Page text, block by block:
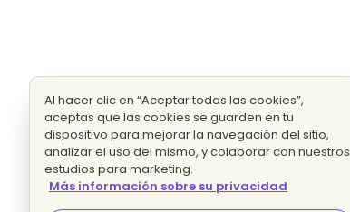
Al hacer clic en “Aceptar todas las cookies”,
aceptas que las cookies se guarden en tu
dispositivo para mejorar la navegación del sitio,
analizar el uso del mismo, y colaborar con nuestros
estudios para marketing.
Más información sobre su privacidad